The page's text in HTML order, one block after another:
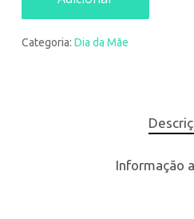
Categoria: Dia da Mãe
Informação